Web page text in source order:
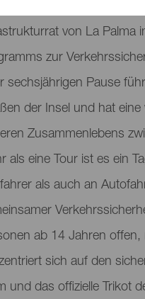
SAFE BIKE kehrt
von La Palma
zur
sechsjährigen Pause
der Insel und hat
Zusammenlebens
als eine Tour ist es ein
als auch an
ab 14 Jahren
sich auf den
und das offizielle Trikot